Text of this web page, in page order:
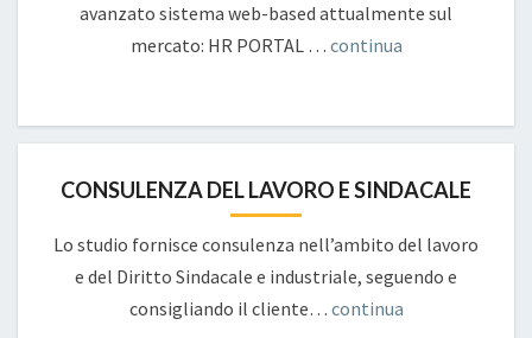
avanzato sistema web-based attualmente sul
mercato: HR PORTAL … continua
CONSULENZA DEL LAVORO E SINDACALE
Lo studio fornisce consulenza nell’ambito del lavoro
e del Diritto Sindacale e industriale, seguendo e
consigliando il cliente… continua